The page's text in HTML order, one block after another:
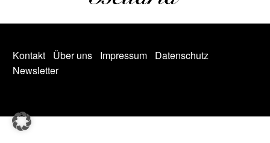
Kontakt Über uns Impressum
Datenschutz
Newsletter